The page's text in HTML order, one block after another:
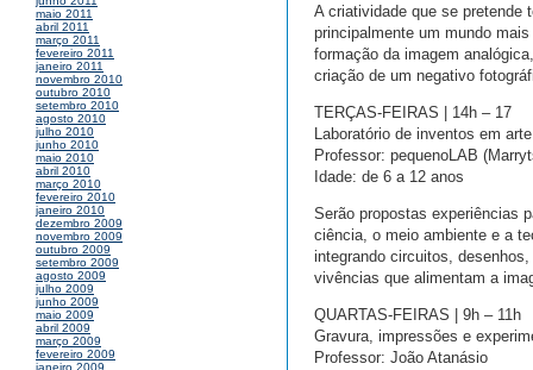
maio 2011
abril 2011
março 2011
fevereiro 2011
janeiro 2011
novembro 2010
outubro 2010
setembro 2010
agosto 2010
julho 2010
junho 2010
maio 2010
abril 2010
março 2010
fevereiro 2010
janeiro 2010
dezembro 2009
novembro 2009
outubro 2009
setembro 2009
agosto 2009
julho 2009
junho 2009
maio 2009
abril 2009
março 2009
fevereiro 2009
A criatividade que se pretende
principalmente um mundo
formação da imagem
criação de um negativo
TERÇAS-FEIRAS | 14h – 17
Laboratório de inventos em
Professor: pequenoLAB
Idade: de 6 a 12 anos
Serão propostas experiências
ciência, o meio ambiente e a
integrando circuitos,
vivências que alimentam a
QUARTAS-FEIRAS | 9h – 11h
Gravura, impressões e
Professor: João Atanásio